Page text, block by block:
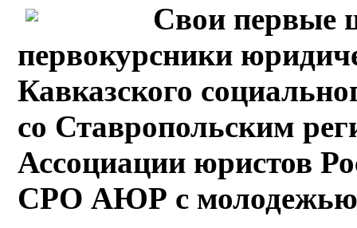
Свои первые
первокурсники
Кавказского
со Ставропольским
Ассоциации юристов
СРО АЮР с молодежью